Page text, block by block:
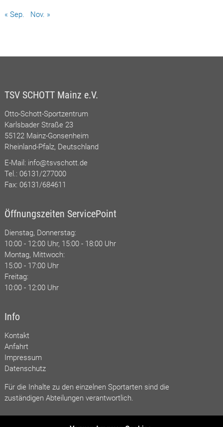
« Sep. Nov. »
TSV SCHOTT Mainz e.V.
Otto-Schott-Sportzentrum
Karlsbader Straße 23
55122 Mainz-Gonsenheim
Rheinland-Pfalz, Deutschland
E-Mail: info@tsvschott.de
Tel.: 06131/277000
Fax: 06131/684611
Öffnungszeiten ServicePoint
Dienstag, Donnerstag:
10:00 - 12:00 Uhr, 15:00 - 18:00 Uhr
Montag, Mittwoch:
15:00 - 17:00 Uhr
Freitag:
10:00 - 12:00 Uhr
Info
Kontakt
Anfahrt
Impressum
Datenschutz
Für die Inhalte zu den einzelnen Sportarten sind die
zuständigen Abteilungen verantwortlich.